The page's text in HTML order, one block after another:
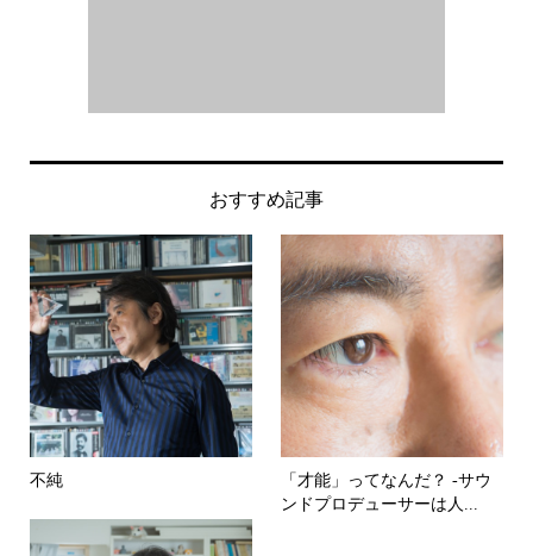
おすすめ記事
不純
「才能」ってなんだ？ -サウ
ンドプロデューサーは人...